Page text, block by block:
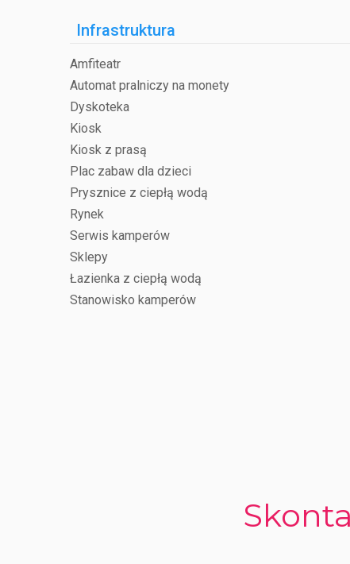
Infrastruktura
Amfiteatr
Automat pralniczy na monety
Dyskoteka
Kiosk
Kiosk z prasą
Plac zabaw dla dzieci
Prysznice z ciepłą wodą
Rynek
Serwis kamperów
Sklepy
Łazienka z ciepłą wodą
Stanowisko kamperów